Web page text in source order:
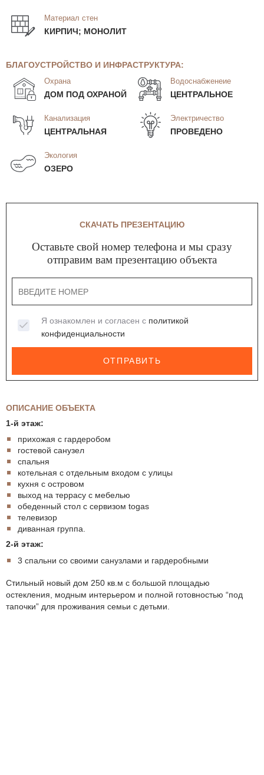
Материал стен
КИРПИЧ; МОНОЛИТ
БЛАГОУСТРОЙСТВО И ИНФРАСТРУКТУРА:
Охрана
ДОМ ПОД ОХРАНОЙ
Водоснабженеие
ЦЕНТРАЛЬНОЕ
Канализация
ЦЕНТРАЛЬНАЯ
Электричество
ПРОВЕДЕНО
Экология
ОЗЕРО
ОПИСАНИЕ ОБЪЕКТА
1-й этаж:
прихожая с гардеробом
гостевой санузел
спальня
котельная с отдельным входом с улицы
кухня с островом
выход на террасу с мебелью
обеденный стол с сервизом togas
телевизор
диванная группа.
2-й этаж:
3 спальни со своими санузлами и гардеробными
Стильный новый дом 250 кв.м с большой площадью
остекления, модным интерьером и полной готовностью “под
тапочки” для проживания семьи с детьми.
СКАЧАТЬ ПРЕЗЕНТАЦИЮ
Оставьте свой номер телефона и мы сразу
отправим вам презентацию объекта
Я ознакомлен и согласен с политикой
конфиденциальности
ОТПРАВИТЬ